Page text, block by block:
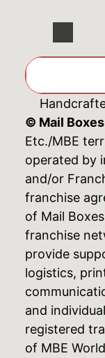
GO
© Mail
Etc./MBE
operated by
and/or
franchise
of Mail
franchise
provide
logistics,
and
registered
of MBE